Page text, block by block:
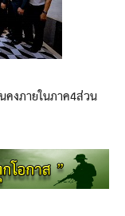
งภายในภาค4ส่วน